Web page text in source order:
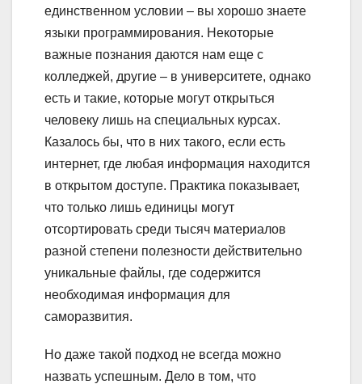
единственном условии – вы хорошо знаете
языки программирования. Некоторые
важные познания даются нам еще с
колледжей, другие – в университете, однако
есть и такие, которые могут открыться
человеку лишь на специальных курсах.
Казалось бы, что в них такого, если есть
интернет, где любая информация находится
в открытом доступе. Практика показывает,
что только лишь единицы могут
отсортировать среди тысяч материалов
разной степени полезности действительно
уникальные файлы, где содержится
необходимая информация для
саморазвития.
Но даже такой подход не всегда можно
назвать успешным. Дело в том, что